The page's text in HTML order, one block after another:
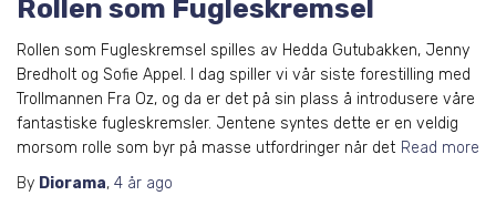
Rollen som Fugleskremsel
Rollen som Fugleskremsel spilles av Hedda Gutubakken, Jenny
Bredholt og Sofie Appel. I dag spiller vi vår siste forestilling med
Trollmannen Fra Oz, og da er det på sin plass å introdusere våre
fantastiske fugleskremsler. Jentene syntes dette er en veldig
morsom rolle som byr på masse utfordringer når det Read more
By Diorama, 4 år ago